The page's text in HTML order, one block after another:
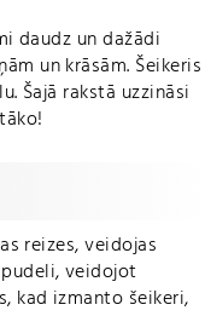
daudz un dažādi
un krāsām. Šeikeris
Šajā rakstā uzzināsi
reizes, veidojas
veidojot
kad izmanto šeikeri,